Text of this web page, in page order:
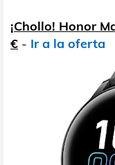
¡Chollo! Honor
€ - Ir a la oferta